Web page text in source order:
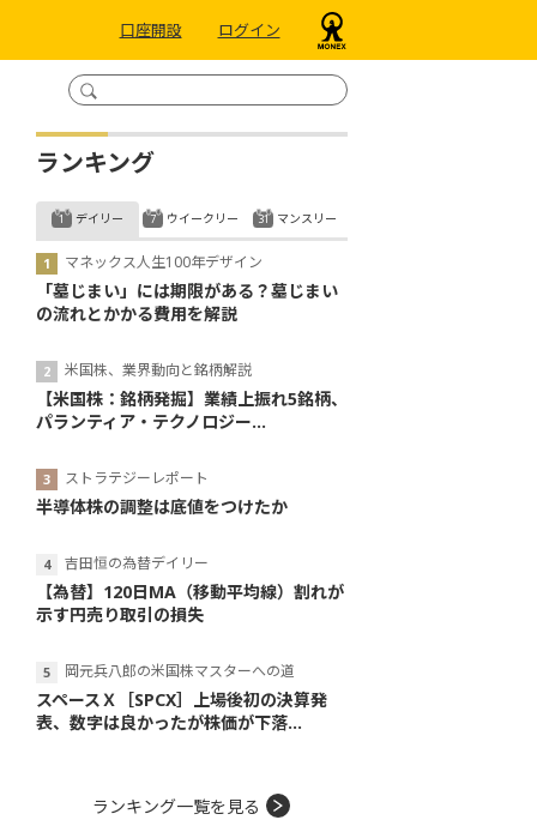
口座開設 ログイン
ランキング
デイリー
マネックス人生100年デザイン
「墓じまい」には期限がある？墓じまい
の流れとかかる費用を解説
米国株、業界動向と銘柄解説
【米国株：銘柄発掘】業績上振れ5銘柄、
パランティア・テクノロジー...
ストラテジーレポート
半導体株の調整は底値をつけたか
吉田恒の為替デイリー
【為替】120日MA（移動平均線）割れが
示す円売り取引の損失
岡元兵八郎の米国株マスターへの道
スペースＸ［SPCX］上場後初の決算発
表、数字は良かったが株価が下落...
ウイークリー マンスリー
ランキング一覧を見る